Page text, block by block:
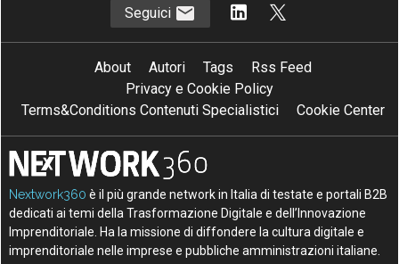
Seguici
About Autori Tags
Rss Feed
Privacy e Cookie Policy
Terms&Conditions Contenuti Specialistici
Cookie Center
Nextwork360 è il più grande network in Italia di testate e portali B2B
dedicati ai temi della Trasformazione Digitale e dell’Innovazione
Imprenditoriale. Ha la missione di diffondere la cultura digitale e
imprenditoriale nelle imprese e pubbliche amministrazioni italiane.